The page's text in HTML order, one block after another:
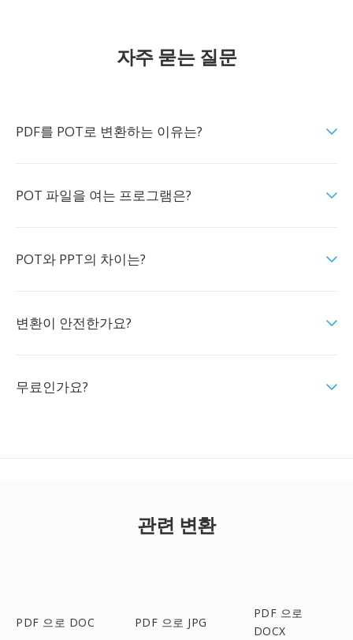
자주 묻는 질문
PDF를 POT로 변환하는 이유는?
POT 파일을 여는 프로그램은?
POT와 PPT의 차이는?
변환이 안전한가요?
무료인가요?
관련 변환
PDF 으로 DOC PDF 으로 JPG
PDF 으로
DOCX